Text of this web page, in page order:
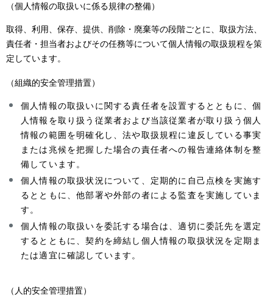
（個人情報の取扱いに係る規律の整備）
取得、利用、保存、提供、削除・廃棄等の段階ごとに、取扱方法、
責任者・担当者およびその任務等について個人情報の取扱規程を策
定しています。
（組織的安全管理措置）
個人情報の取扱いに関する責任者を設置するとともに、個
人情報を取り扱う従業者および当該従業者が取り扱う個人
情報の範囲を明確化し、法や取扱規程に違反している事実
または兆候を把握した場合の責任者への報告連絡体制を整
備しています。
個人情報の取扱状況について、定期的に自己点検を実施す
るとともに、他部署や外部の者による監査を実施していま
す。
個人情報の取扱いを委託する場合は、適切に委託先を選定
するとともに、契約を締結し個人情報の取扱状況を定期ま
たは適宜に確認しています。
（人的安全管理措置）